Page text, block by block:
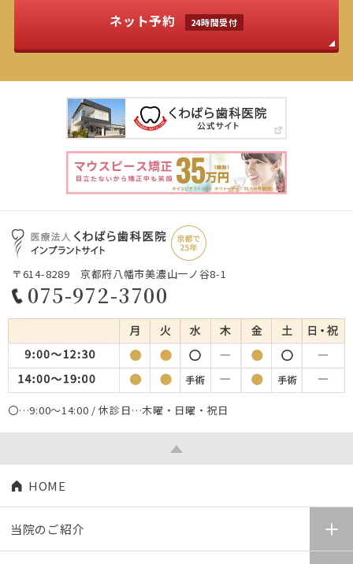
ネット予約 24時間受付
〒614-8289 京都府八幡市美濃山一ノ谷8-1
075-972-3700
〇…9:00～14:00 / 休診日…木曜・日曜・祝日
HOME
当院のご紹介